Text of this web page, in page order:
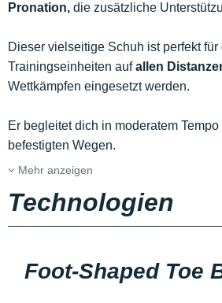
Pronation, die zusätzliche
Dieser vielseitige Schuh ist perfekt für
Trainingseinheiten aufallen
Wettkämpfen eingesetzt werden.
Er begleitet dich in moderatem Tempo
befestigten Wegen.
Mehr anzeigen
Technologien
Foot-Shaped Toe